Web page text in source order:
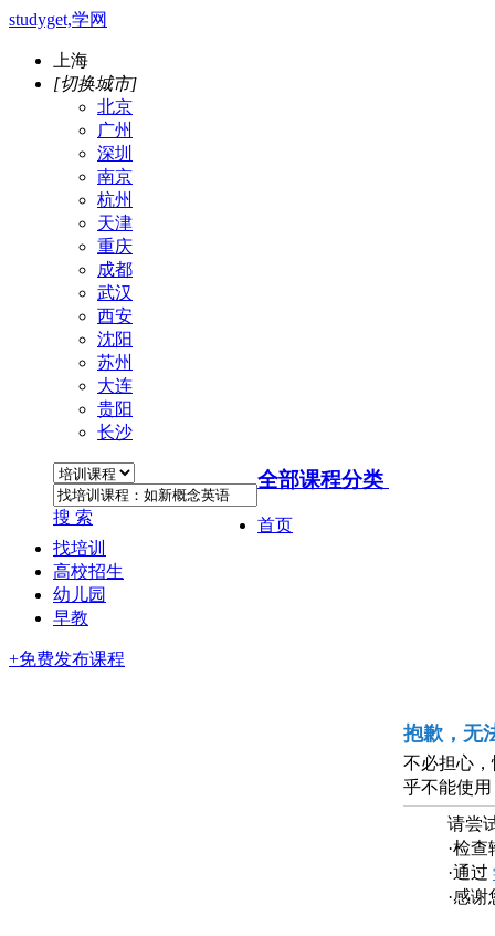
studyget,学网
上海
[切换城市]
北京
广州
深圳
南京
杭州
天津
重庆
成都
武汉
西安
沈阳
苏州
大连
贵阳
长沙
搜 索
全部课程分类
首页
找培训
高校招生
幼儿园
早教
+免费发布课程
抱歉，无
不必担心
乎不能使用
请尝
·检
·通过
·感